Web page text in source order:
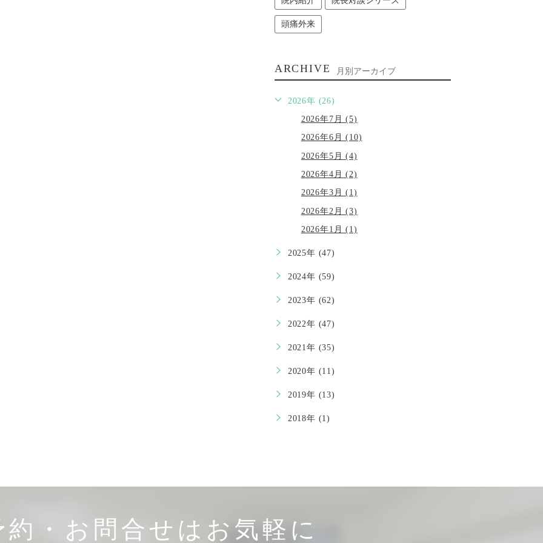
頭痛外来
ARCHIVE 月別アーカイブ
2026年 (26)
2026年7月 (5)
2026年6月 (10)
2026年5月 (4)
2026年4月 (2)
2026年3月 (1)
2026年2月 (3)
2026年1月 (1)
2025年 (47)
2024年 (59)
2023年 (62)
2022年 (47)
2021年 (35)
2020年 (11)
2019年 (13)
2018年 (1)
約・お問合せはお気軽に